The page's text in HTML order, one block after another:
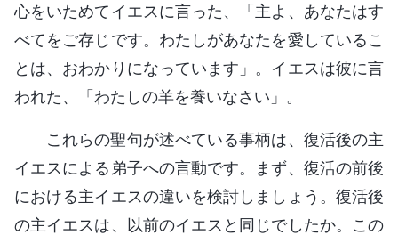
心をいためてイエスに言った、「主よ、あなたはす
べてをご存じです。わたしがあなたを愛しているこ
とは、おわかりになっています」。イエスは彼に言
われた、「わたしの羊を養いなさい」。
これらの聖句が述べている事柄は、復活後の主
イエスによる弟子への言動です。まず、復活の前後
における主イエスの違いを検討しましょう。復活後
の主イエスは、以前のイエスと同じでしたか。この